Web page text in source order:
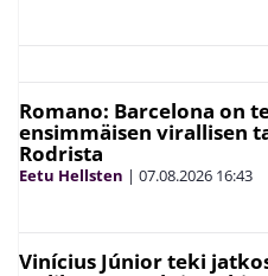
Romano: Barcelona on
ensimmäisen virallisen
Rodrista
Eetu Hellsten | 07.08.2026 16:43
Vinícius Júnior teki